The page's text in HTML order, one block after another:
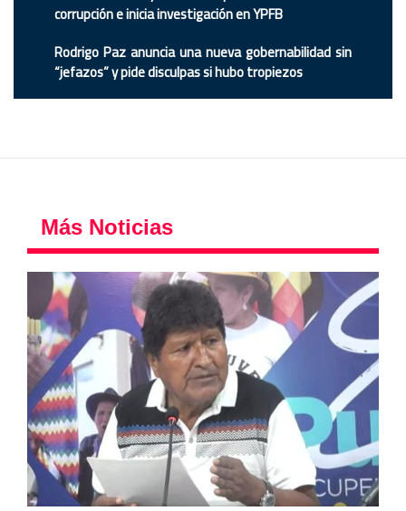
corrupción e inicia investigación en YPFB
Rodrigo Paz anuncia una nueva gobernabilidad sin
“jefazos” y pide disculpas si hubo tropiezos
Más Noticias